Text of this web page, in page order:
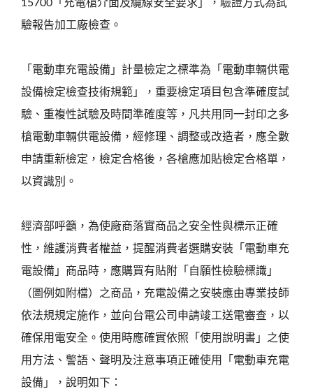
15700「充電槍介面及纜線安全要求」，驗證方式為試
驗報告加工廠檢查。
「電動車充電設備」計量檢定之標準為「電動車輛供電
設備檢定檢查技術規範」，重要檢定項目包含準確度試
驗、重複性試驗及時間準確度等，凡共用同一封印之多
槍電動車輛供電設備，經修理、調整或改造者，應全數
申請重新檢定，檢定合格後，各槍應加貼檢定合格單，
以資識別。
經濟部呼籲，為使廠商落實商品之安全性與標示正確
性，維護消費者權益，提醒消費者選購安裝「電動車充
電設備」商品時，應購買有貼附「自願性檢驗標識」
（圖例如附檔）之商品，充電設備之安裝應由專業技師
依法規規定施作，並向台電公司申請竣工送電審查，以
確保用電安全。使用時應確實依照「使用說明書」之使
用方法、警語、聲明及注意事項正確使用「電動車充電
設備」，說明如下：